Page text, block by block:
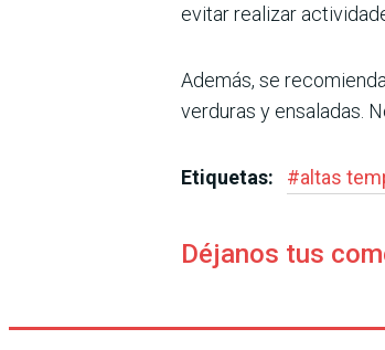
evitar realizar
Además, se
verduras y ensaladas.
Etiquetas: #altas
Déjanos tus